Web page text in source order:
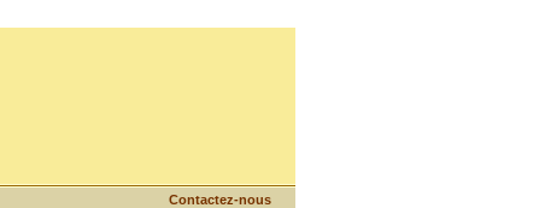
Contactez-nous